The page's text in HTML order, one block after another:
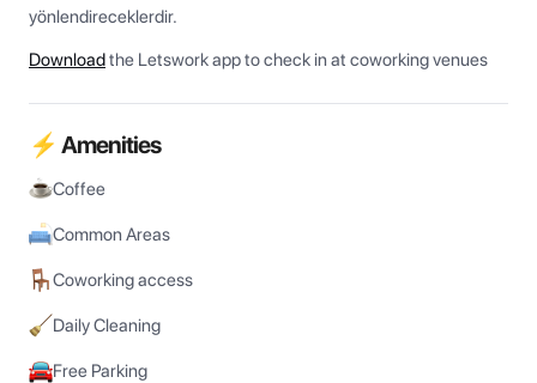
yönlendireceklerdir.
Downloadthe Letswork app to check in at coworking venues
⚡ Amenities
Coffee
Common Areas
Coworking access
Daily Cleaning
Free Parking